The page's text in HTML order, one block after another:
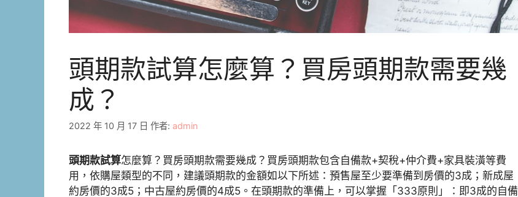
頭期款試算怎麼算？買房頭期款需要幾
成？
2022 年 10 月 17 日 作者: admin
頭期款試算怎麼算？買房頭期款需要幾成？買房頭期款包含自備款+契稅+仲介費+家具裝潢等費
用，依購屋類型的不同，建議頭期款的金額如以下所述：預售屋至少要準備到房價的3成；新成屋
約房價的3成5；中古屋約房價的4成5。在頭期款的準備上，可以掌握「333原則」：即3成的自備